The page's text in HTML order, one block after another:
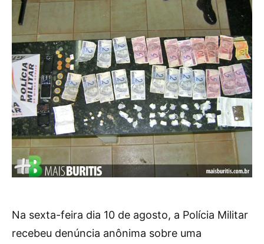
Na sexta-feira dia 10 de agosto, a Polícia Militar
recebeu denúncia anônima sobre uma